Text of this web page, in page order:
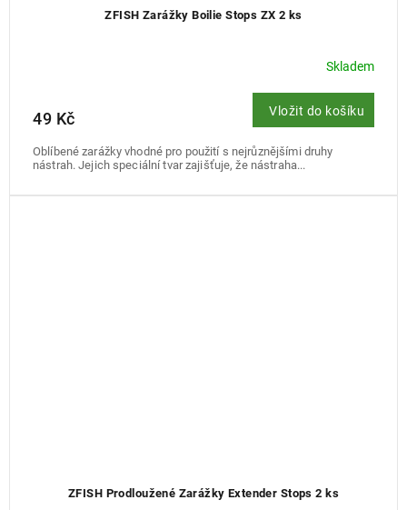
ZFISH Zarážky Boilie Stops ZX 2 ks
Skladem
49 Kč Vložit do košíku
Oblíbené zarážky vhodné pro použití s nejrůznějšími druhy
nástrah. Jejich speciální tvar zajišťuje, že nástraha...
ZFISH Prodloužené Zarážky Extender Stops 2 ks